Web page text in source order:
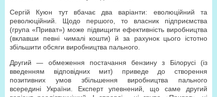
Сергій Куюн тут вбачає два варіанти: еволюційний та
революційний. Щодо першого, то власник підприємства
(група «Приват») може підвищити ефективність виробництва
(вклавши певні чималі кошти) й за рахунок цього істотно
збільшити обсяги виробництва пального.
Другий — обмеження постачання бензину з Білорусі (із
введенням відповідних мит) приведе до створення
позитивних умов збільшення виробництва пального
всередині України. Експерт упевнений, що саме другий